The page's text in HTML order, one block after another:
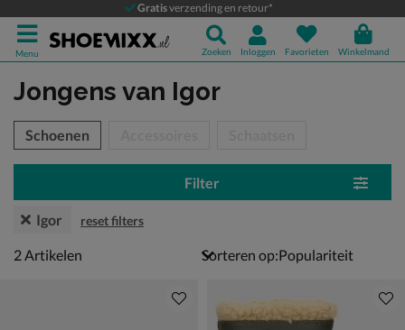
Gratisverzending en retour*
Menu Zoeken Inloggen Favorieten Winkelmand
Jongens van Igor
over
Schoenen
Filter
Igor reset filters
2 artikelen
2Artikelen Sorteren op: